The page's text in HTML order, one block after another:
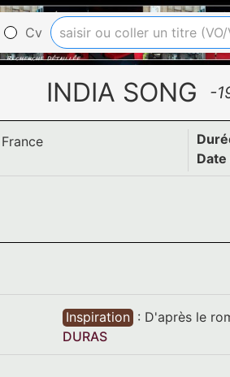
Cv
INDIA SONG -
France
Inspiration : D'après le
DURAS